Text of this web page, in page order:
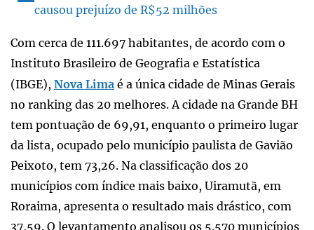
causou prejuízo de R$52 milhões
Com cerca de 111.697 habitantes, de acordo com o
Instituto Brasileiro de Geografia e Estatística
(IBGE), Nova Lima é a única cidade de Minas Gerais
no ranking das 20 melhores. A cidade na Grande BH
tem pontuação de 69,91, enquanto o primeiro lugar
da lista, ocupado pelo município paulista de Gavião
Peixoto, tem 73,26. Na classificação dos 20
municípios com índice mais baixo, Uiramutã, em
Roraima, apresenta o resultado mais drástico, com
37,59. O levantamento analisou os 5.570 municípios